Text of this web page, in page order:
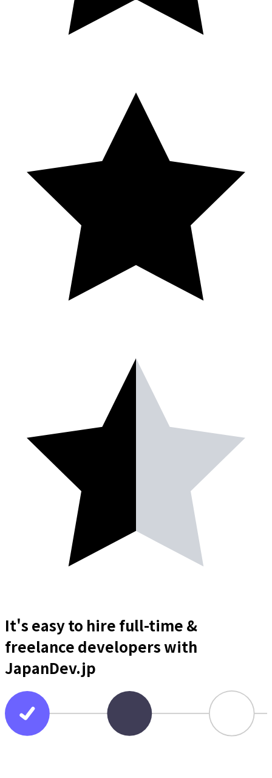
It's easy to hire full-time &
freelance developerswith
JapanDev.jp